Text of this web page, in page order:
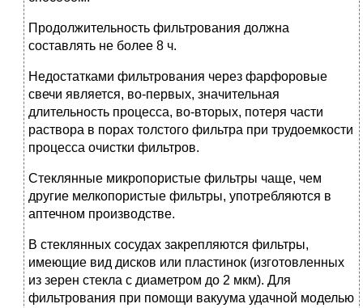
Продолжительность фильтрования должна
составлять не более 8 ч.
Недостатками фильтрования через фарфоровые
свечи является, во-первых, значительная
длительность процесса, во-вторых, потеря части
раствора в порах толстого фильтра при трудоемкости
процесса очистки фильтров.
Стеклянные микропористые фильтры чаще, чем
другие мелкопористые фильтры, употребляются в
аптечном производстве.
В стеклянных сосудах закрепляются фильтры,
имеющие вид дисков или пластинок (изготовленных
из зерен стекла с диаметром до 2 мкм). Для
фильтрования при помощи вакуума удачной моделью